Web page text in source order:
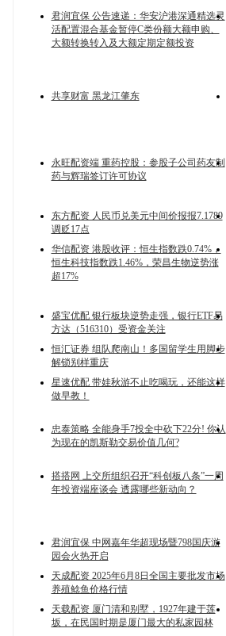
君润宜保 公告速递：华安沪港深通精选灵
活配置混合基金暂停C类份额大额申购、
大额转换转入及大额定期定额投资
共享财富 黑龙江肇东
永旺配资端 重药控股：参股子公司药友制
药与辉瑞签订许可协议
东方配资 人民币兑美元中间价报报7.1789
调贬17点
华信配资 港股收评：恒生指数跌0.74%，
恒生科技指数跌1.46%，荣昌生物逆势涨
超17%
盛宝优配 银行板块逆势走强，银行ETF易
方达（516310）受资金关注
恒汇证券 组队爬南山！多国留学生用脚步
解锁别样重庆
星速优配 带娃秋游不止吃喝玩，还能这样
做早教！
忠泰策略 全能身手7投全中砍下22分! 你认
为现在的凯斯勒交易价值几何?
搭搭网 上交所组织召开“科创板八条”一周
年投资端座谈会 透露哪些新动向？
君润宜保 中网嘉年华超现场暨798国庆游
园会火热开启
天成配资 2025年6月8日全国主要批发市场
养殖鲶鱼价格行情
天载配资 厦门清和别墅，1927年建于莲
坂，在民国时期是厦门最大的私家园林